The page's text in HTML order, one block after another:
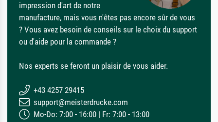
impression d'art de notre
manufacture, mais vous n'êtes pas encore sûr de vous
? Vous avez besoin de conseils sur le choix du support
ou d'aide pour la commande ?
Nos experts se feront un plaisir de vous aider.
+43 4257 29415
support@meisterdrucke.com
Mo-Do: 7:00 - 16:00 | Fr: 7:00 - 13:00